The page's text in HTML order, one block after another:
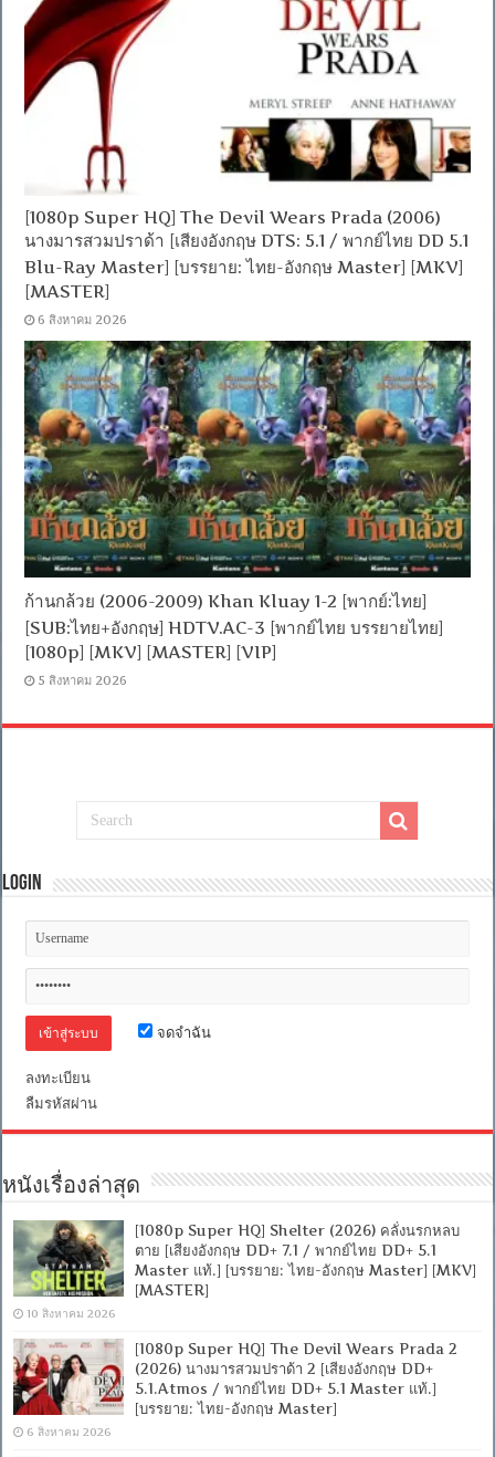
[1080p Super HQ] The Devil Wears Prada (2006)
นางมารสวมปราด้า [เสียงอังกฤษ DTS: 5.1 / พากย์ไทย DD 5.1
Blu-Ray Master] [บรรยาย: ไทย-อังกฤษ Master] [MKV]
[MASTER]
6 สิงหาคม 2026
ก้านกล้วย (2006-2009) Khan Kluay 1-2 [พากย์:ไทย]
[SUB:ไทย+อังกฤษ] HDTV.AC-3 [พากย์ไทย บรรยายไทย]
[1080p] [MKV] [MASTER] [VIP]
5 สิงหาคม 2026
Login
จดจำฉัน
ลงทะเบียน
ลืมรหัสผ่าน
หนังเรื่องล่าสุด
[1080p Super HQ] Shelter (2026) คลั่งนรกหลบ
ตาย [เสียงอังกฤษ DD+ 7.1 / พากย์ไทย DD+ 5.1
Master แท้.] [บรรยาย: ไทย-อังกฤษ Master] [MKV]
[MASTER]
10 สิงหาคม 2026
[1080p Super HQ] The Devil Wears Prada 2
(2026) นางมารสวมปราด้า 2 [เสียงอังกฤษ DD+
5.1.Atmos / พากย์ไทย DD+ 5.1 Master แท้.]
[บรรยาย: ไทย-อังกฤษ Master]
6 สิงหาคม 2026